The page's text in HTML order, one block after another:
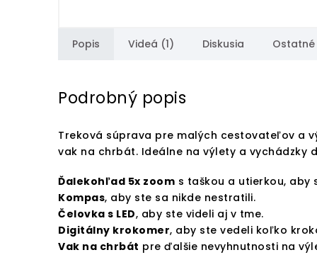
Popis Videá (1) Diskusia
Podrobný popis
Treková súprava pre malých cestovateľov a
vak na chrbát. Ideálne na výlety a vychádzky
Ďalekohľad 5x zoom s taškou a utierkou, aby
Kompas, aby ste sa nikde nestratili.
Čelovka s LED, aby ste videli aj v tme.
Digitálny krokomer, aby ste vedeli koľko
Vak na chrbát pre ďalšie nevyhnutnosti na